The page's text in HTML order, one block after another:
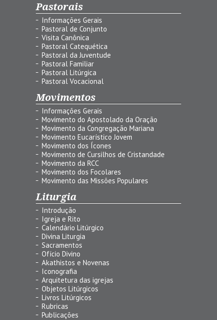
Pastorais
Informações Gerais
Pastoral de Conjunto
Visita Canônica
Pastoral Catequética
Pastoral da Juventude
Pastoral Familiar
Pastoral Litúrgica
Pastoral Vocacional
Movimentos
Informações Gerais
Movimento do Apostolado da Oração
Movimento da Congregação Mariana
Movimento Eucarístico Jovem
Movimento dos Ícones
Movimento de Cursilhos de Cristandade
Movimento da RCC
Movimento dos Focolares
Movimento das Missões Populares
Liturgia
Introdução
Igreja e Rito
Calendário Litúrgico
Divina Liturgia
Sacramentos
Ofício Divino
Akathistos e Novenas
Iconografia
Arquitetura das igrejas
Objetos Litúrgicos
Livros Litúrgicos
Rubricas
Publicações